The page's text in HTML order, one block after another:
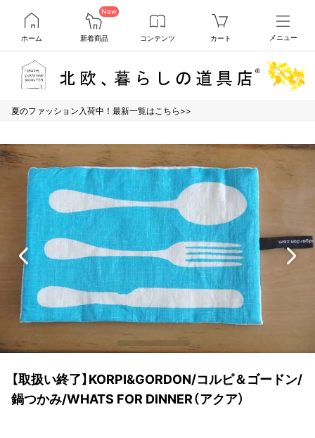
ホーム
New
新着商品 コンテンツ カート メニュー
夏のファッション入荷中！最新一覧はこちら>>
【取扱い終了】KORPI&GORDON/コルピ＆ゴードン/
鍋つかみ/WHATS FOR DINNER（アクア）